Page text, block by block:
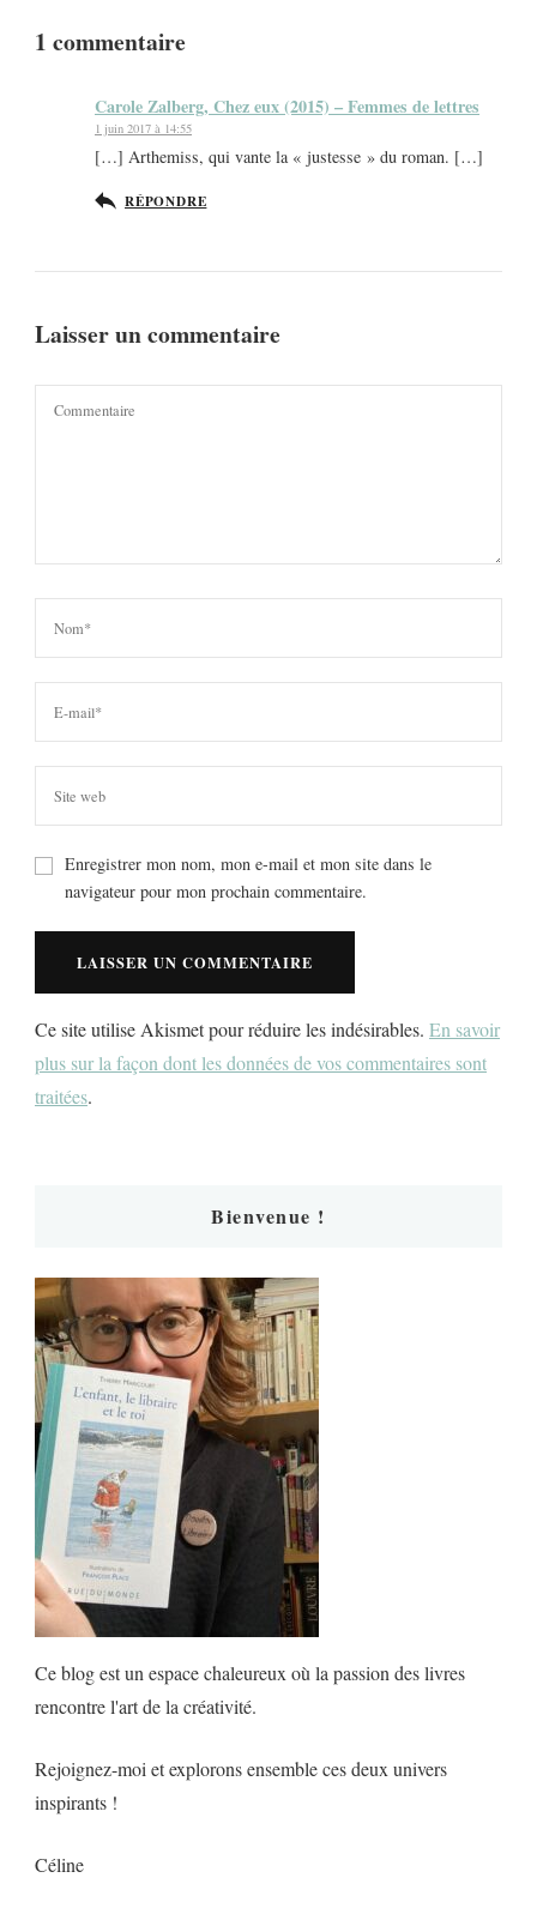
1 commentaire
Carole Zalberg, Chez eux (2015) – Femmes de lettres
1 juin 2017 à 14:55
[…] Arthemiss, qui vante la « justesse » du roman. […]
RÉPONDRE
Laisser un commentaire
Enregistrer mon nom, mon e-mail et mon site dans le
navigateur pour mon prochain commentaire.
Ce site utilise Akismet pour réduire les indésirables. En savoir
plus sur la façon dont les données de vos commentaires sont
traitées.
Bienvenue !
Ce blog est un espace chaleureux où la passion des livres
rencontre l'art de la créativité.
Rejoignez-moi et explorons ensemble ces deux univers
inspirants !
Céline